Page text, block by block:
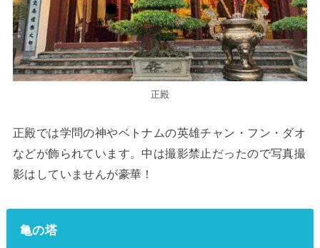
正殿
正殿では学問の神やベトナムの英雄チャン・フン・ダオ
などが飾られています。中は撮影禁止だったので写真撮
影はしていませんが豪華！
亀の塔